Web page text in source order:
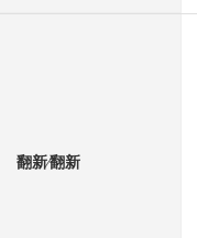
翻新⁄翻新